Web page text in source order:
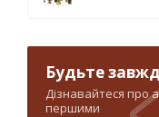
Будьте
Дізнавайтеся про
першими